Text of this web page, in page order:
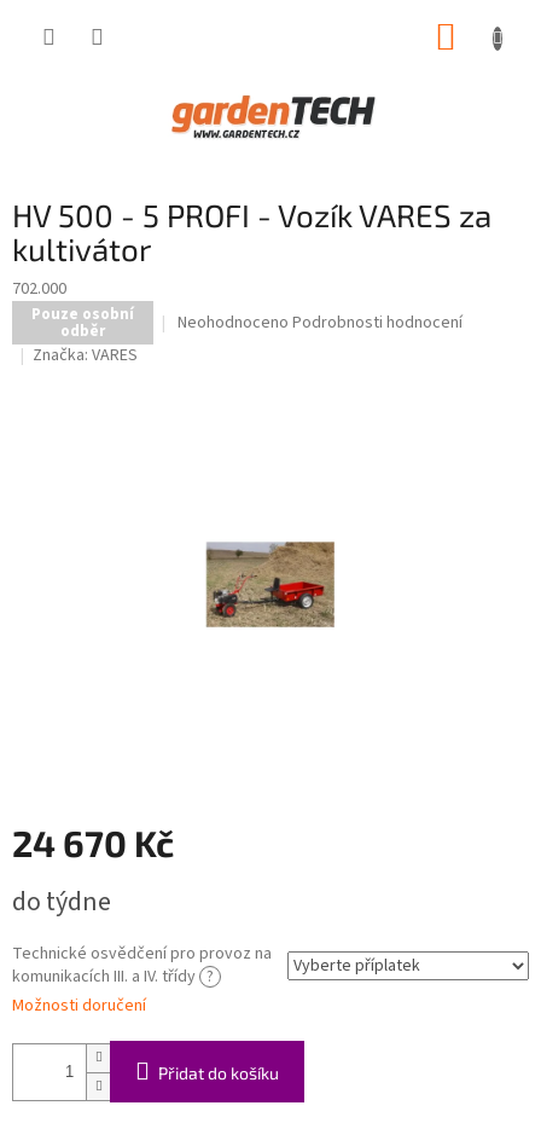
HV 500 - 5 PROFI - Vozík VARES za
kultivátor
702.000
Pouze osobní
odběr
Průměrné
Neohodnoceno Podrobnosti hodnocení
Značka: VARES
24 670 Kč
cena:
do týdne
Technické osvědčení pro provoz na
komunikacích III. a IV. třídy ?
Možnosti doručení
Přidat do košíku